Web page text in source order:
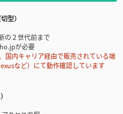
型）
の２世代前まで
が必要
内キャリア経由で販売されている端
など）にて動作確認しています